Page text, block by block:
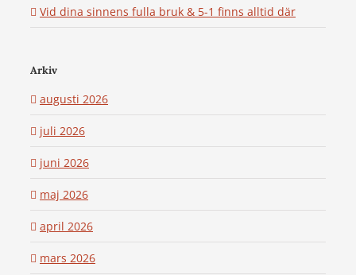
Vid dina sinnens fulla bruk & 5-1 finns alltid där
Arkiv
augusti 2026
juli 2026
juni 2026
maj 2026
april 2026
mars 2026